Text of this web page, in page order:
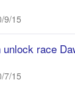
9/15
unlock race
7/15